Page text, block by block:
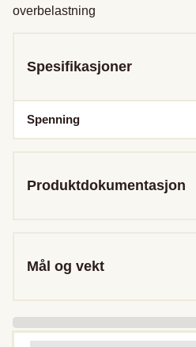
overbelastning
Spesifikasjoner
Spenning
Produktdokumentasjon
Mål og vekt